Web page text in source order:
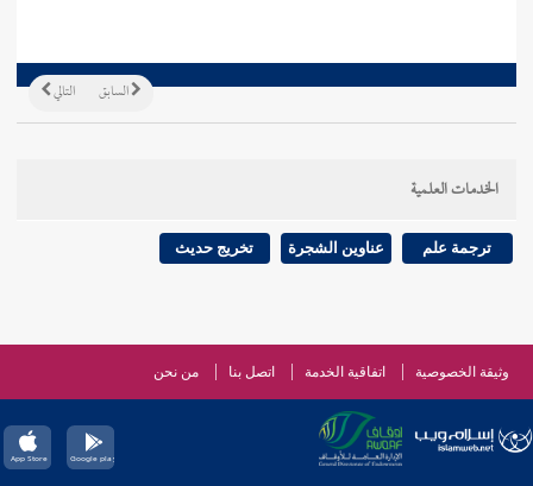
التالي السابق
الخدمات العلمية
ترجمة علم عناوين الشجرة تخريج حديث
وثيقة الخصوصية اتفاقية الخدمة اتصل بنا من نحن